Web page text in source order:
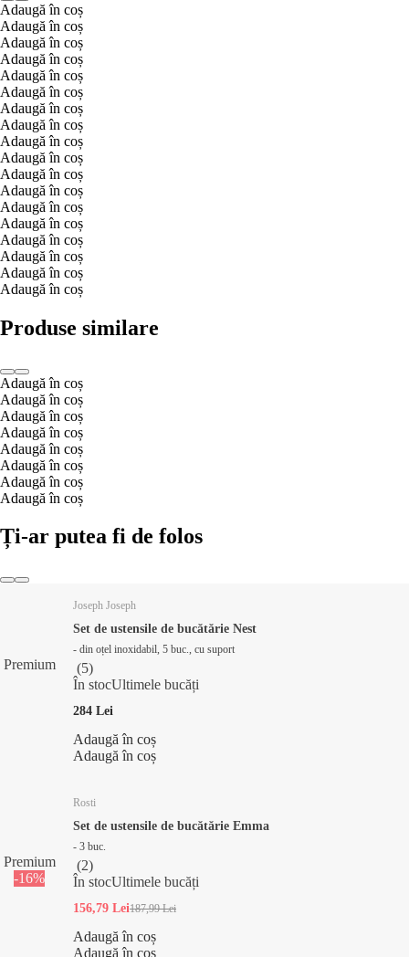
Adaugă în coș
Adaugă în coș
Adaugă în coș
Adaugă în coș
Adaugă în coș
Adaugă în coș
Adaugă în coș
Adaugă în coș
Adaugă în coș
Adaugă în coș
Adaugă în coș
Adaugă în coș
Adaugă în coș
Adaugă în coș
Adaugă în coș
Adaugă în coș
Adaugă în coș
Adaugă în coș
Produse similare
Adaugă în coș
Adaugă în coș
Adaugă în coș
Adaugă în coș
Adaugă în coș
Adaugă în coș
Adaugă în coș
Adaugă în coș
Ți-ar putea fi de folos
Premium
Joseph Joseph
Set de ustensile de bucătărie Nest
- din oțel inoxidabil, 5 buc., cu suport
(5)
În stocUltimele bucăți
284 Lei
Adaugă în coș
Adaugă în coș
Premium
-16%
Rosti
Set de ustensile de bucătărie Emma
- 3 buc.
(2)
În stocUltimele bucăți
156,79 Lei187,99 Lei
Adaugă în coș
Adaugă în coș